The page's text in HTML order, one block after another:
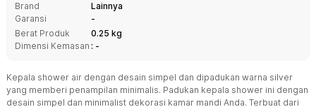
Brand
Lainnya
Garansi
-
Berat Produk
0.25 kg
Dimensi Kemasan : -
Kepala shower air dengan desain simpel dan dipadukan warna silver
yang memberi penampilan minimalis. Padukan kepala shower ini dengan
desain simpel dan minimalist dekorasi kamar mandi Anda. Terbuat dari